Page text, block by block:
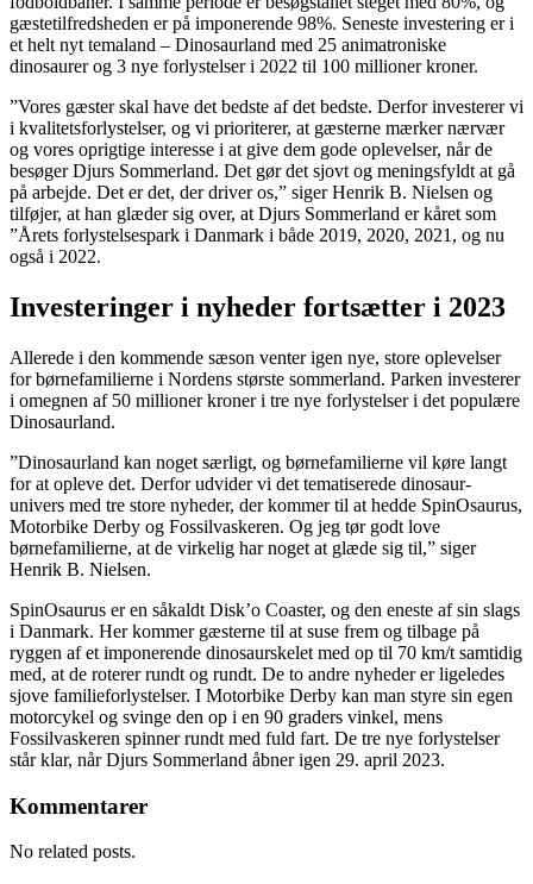
gæstetilfredsheden er på imponerende 98%. Seneste investering er i
et helt nyt temaland – Dinosaurland med 25 animatroniske
dinosaurer og 3 nye forlystelser i 2022 til 100 millioner kroner.
”Vores gæster skal have det bedste af det bedste. Derfor investerer vi
i kvalitetsforlystelser, og vi prioriterer, at gæsterne mærker nærvær
og vores oprigtige interesse i at give dem gode oplevelser, når de
besøger Djurs Sommerland. Det gør det sjovt og meningsfyldt at gå
på arbejde. Det er det, der driver os,” siger Henrik B. Nielsen og
tilføjer, at han glæder sig over, at Djurs Sommerland er kåret som
”Årets forlystelsespark i Danmark i både 2019, 2020, 2021, og nu
også i 2022.
Investeringer i nyheder fortsætter i 2023
Allerede i den kommende sæson venter igen nye, store oplevelser
for børnefamilierne i Nordens største sommerland. Parken investerer
i omegnen af 50 millioner kroner i tre nye forlystelser i det populære
Dinosaurland.
”Dinosaurland kan noget særligt, og børnefamilierne vil køre langt
for at opleve det. Derfor udvider vi det tematiserede dinosaur-
univers med tre store nyheder, der kommer til at hedde SpinOsaurus,
Motorbike Derby og Fossilvaskeren. Og jeg tør godt love
børnefamilierne, at de virkelig har noget at glæde sig til,” siger
Henrik B. Nielsen.
SpinOsaurus er en såkaldt Disk’o Coaster, og den eneste af sin slags
i Danmark. Her kommer gæsterne til at suse frem og tilbage på
ryggen af et imponerende dinosaurskelet med op til 70 km/t samtidig
med, at de roterer rundt og rundt. De to andre nyheder er ligeledes
sjove familieforlystelser. I Motorbike Derby kan man styre sin egen
motorcykel og svinge den op i en 90 graders vinkel, mens
Fossilvaskeren spinner rundt med fuld fart. De tre nye forlystelser
står klar, når Djurs Sommerland åbner igen 29. april 2023.
Kommentarer
No related posts.